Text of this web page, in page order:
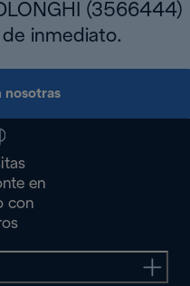
(3566444)
inmediato.
nosotras
en
con